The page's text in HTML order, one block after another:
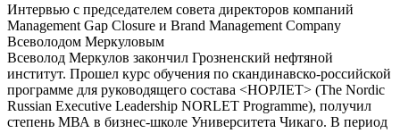
Интервью с председателем совета директоров компаний
Manаgement Gap Closure и Brand Management Company
Всеволодом Меркуловым
Всеволод Меркулов закончил Грозненский нефтяной
институт. Прошел курс обучения по cкандинавско-российской
программе для руководящего состава <НОРЛЕТ> (The Nordic
Russian Executive Leadership NORLET Programme), получил
степень МВА в бизнес-школе Университета Чикаго. В период